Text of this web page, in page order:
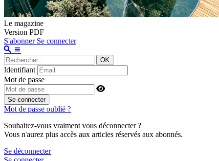
Le magazine
Version PDF
S'abonner Se connecter
OK
Identifiant
Mot de passe
Se connecter
Mot de passe oublié ?
Souhaitez-vous vraiment vous déconnecter ?
Vous n'aurez plus accès aux articles réservés aux abonnés.
Se déconnecter